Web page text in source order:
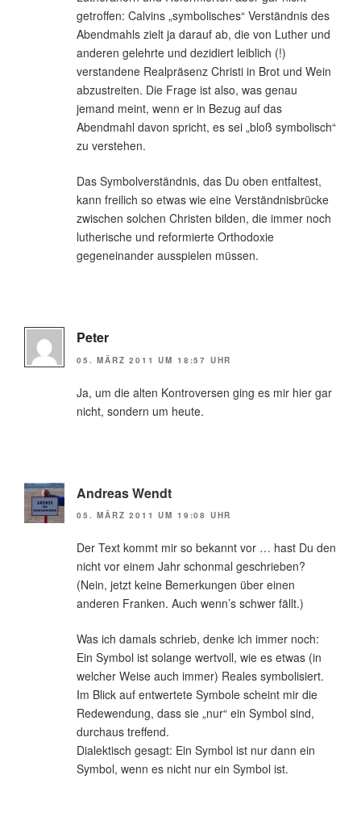
getroffen: Calvins „symbolisches“ Verständnis des
Abendmahls zielt ja darauf ab, die von Luther und
anderen gelehrte und dezidiert leiblich (!)
verstandene Realpräsenz Christi in Brot und Wein
abzustreiten. Die Frage ist also, was genau
jemand meint, wenn er in Bezug auf das
Abendmahl davon spricht, es sei „bloß symbolisch“
zu verstehen.
Das Symbolverständnis, das Du oben entfaltest,
kann freilich so etwas wie eine Verständnisbrücke
zwischen solchen Christen bilden, die immer noch
lutherische und reformierte Orthodoxie
gegeneinander ausspielen müssen.
Peter
05. MÄRZ 2011 UM 18:57 UHR
Ja, um die alten Kontroversen ging es mir hier gar
nicht, sondern um heute.
Andreas Wendt
05. MÄRZ 2011 UM 19:08 UHR
Der Text kommt mir so bekannt vor … hast Du den
nicht vor einem Jahr schonmal geschrieben?
(Nein, jetzt keine Bemerkungen über einen
anderen Franken. Auch wenn’s schwer fällt.)
Was ich damals schrieb, denke ich immer noch:
Ein Symbol ist solange wertvoll, wie es etwas (in
welcher Weise auch immer) Reales symbolisiert.
Im Blick auf entwertete Symbole scheint mir die
Redewendung, dass sie „nur“ ein Symbol sind,
durchaus treffend.
Dialektisch gesagt: Ein Symbol ist nur dann ein
Symbol, wenn es nicht nur ein Symbol ist.